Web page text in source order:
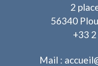
2
56340
+33
Mail :